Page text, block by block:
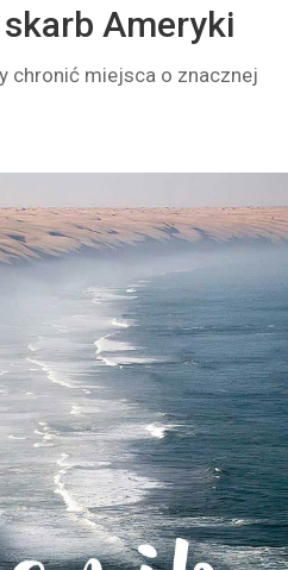
Ameryki
chronić miejsca o znacznej